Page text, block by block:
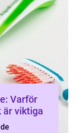
Varför
är viktiga